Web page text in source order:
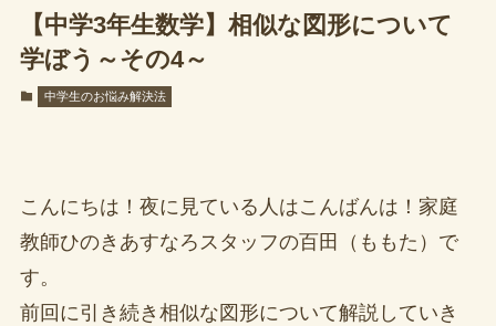
【中学3年生数学】相似な図形について
学ぼう～その4～
中学生のお悩み解決法
こんにちは！夜に見ている人はこんばんは！家庭
教師ひのきあすなろスタッフの百田（ももた）で
す。
前回に引き続き相似な図形について解説していき